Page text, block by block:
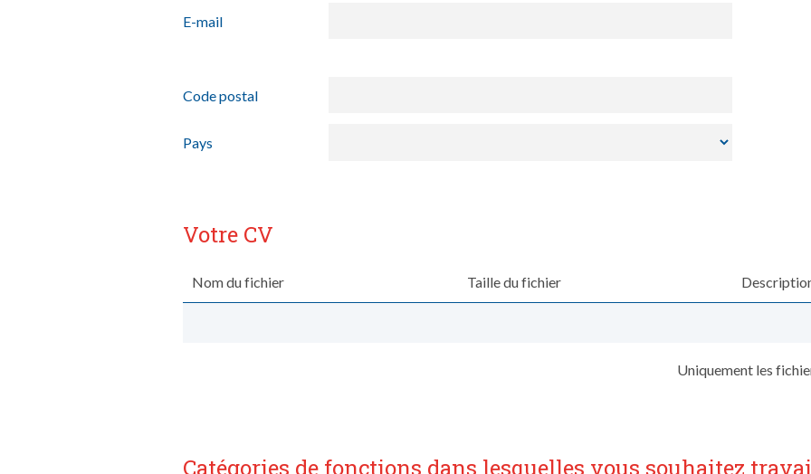
E-mail
Code postal
Pays
Votre CV
Nom du fichier Taille du fichier
Uniquement les
Catégories de fonctions dans lesquelles vous souhaitez